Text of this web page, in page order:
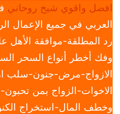
افضل واقوي شيخ روحاني
العربي في جميع الإعمال
رد المطلقة-موافقة الأهل
وفك أخطر أنواع السحر
الازواج-مرض-جنون-سلب
الاخوات-الزواج بمن
وخطف المال-استخراج